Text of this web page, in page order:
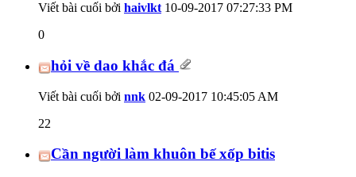
Viết bài cuối bởi haivlkt 10-09-2017 07:27:33 PM
0
hỏi về dao khắc đá
Viết bài cuối bởi nnk 02-09-2017 10:45:05 AM
22
Cần người làm khuôn bế xốp bitis